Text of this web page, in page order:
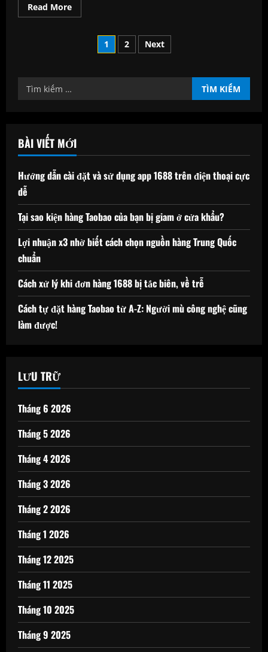
Read MoreRead
more
Phân
trang
bài
1 2 Next
Tìm
kiếm
BÀI VIẾT MỚI
Hướng dẫn cài đặt và sử dụng app 1688 trên điện thoại cực
dễ
Tại sao kiện hàng Taobao của bạn bị giam ở cửa khẩu?
Lợi nhuận x3 nhờ biết cách chọn nguồn hàng Trung Quốc
chuẩn
Cách xử lý khi đơn hàng 1688 bị tắc biên, về trễ
Cách tự đặt hàng Taobao từ A-Z: Người mù công nghệ cũng
làm được!
LƯU TRỮ
Tháng 6 2026
Tháng 5 2026
Tháng 4 2026
Tháng 3 2026
Tháng 2 2026
Tháng 1 2026
Tháng 12 2025
Tháng 11 2025
Tháng 10 2025
Tháng 9 2025